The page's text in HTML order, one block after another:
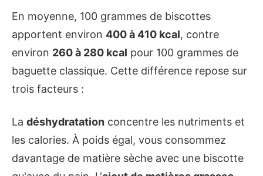
En moyenne, 100 grammes de biscottes
apportent environ 400 à 410 kcal, contre
environ 260 à 280 kcal pour 100 grammes de
baguette classique. Cette différence repose sur
trois facteurs :
La déshydratation concentre les nutriments et
les calories. À poids égal, vous consommez
davantage de matière sèche avec une biscotte